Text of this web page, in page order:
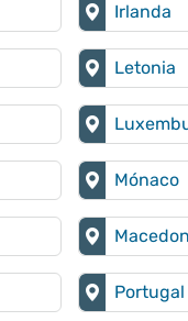
Irlanda
Letonia
Mónaco
Portugal